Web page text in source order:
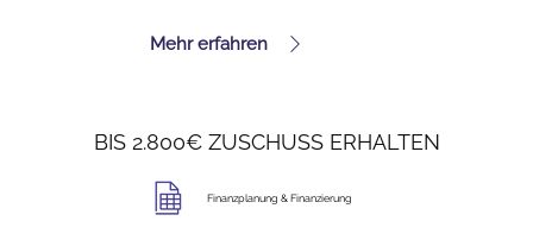
Mehr erfahren
BIS 2.800€ ZUSCHUSS ERHALTEN
Finanzplanung & Finanzierung